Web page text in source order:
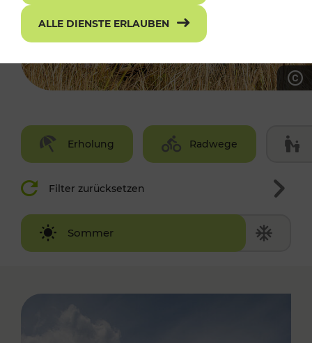
Erholung Radwege
Filter zurücksetzen
Sommer
Winter
ALLE DIENSTE ERLAUBEN